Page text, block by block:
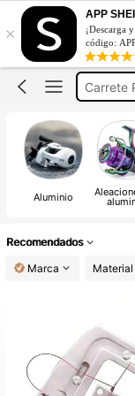
×
APP
¡Descarga
código:
Carrete
Carrete
Reel De
Carrete
Carrete
Carrete
Aluminio
Recomendados
Marca
Material